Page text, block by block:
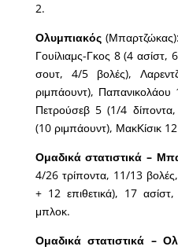
2.
Ολυμπιακός
Γουίλιαμς-Γκος 8 (4
σουτ, 4/5 βολές),
ριμπάουντ), Παπανικολάου
Πετρούσεβ 5 (1/4
(10 ριμπάουντ), ΜακΚίσικ
Ομαδικά στατιστικά –
4/26 τρίποντα, 11/13
+ 12 επιθετικά), 17
μπλοκ.
Ομαδικά στατιστικά –